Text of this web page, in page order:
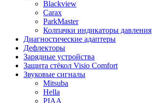
Blackview
Carax
ParkMaster
Колпачки индикаторы давления
Диагностические адаптеры
Дефлекторы
Зарядные устройства
Защита стёкол Visio Comfort
Звуковые сигналы
Mitsuba
Hella
PIAA